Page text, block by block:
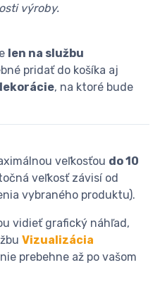
výroby.
len na službu
pridať do košíka aj
, na ktoré bude
veľkosťou do 10
veľkosť závisí od
vybraného produktu).
vidieť grafický náhľad,
Vizualizácia
prebehne až po vašom